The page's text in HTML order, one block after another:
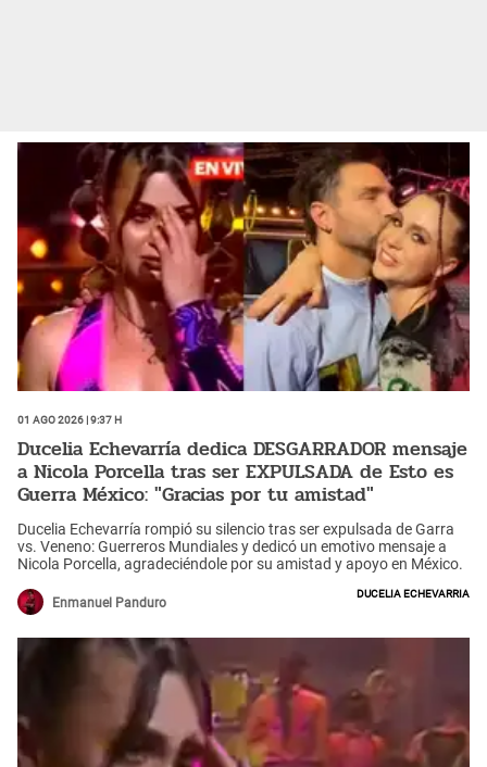
01 Ago 2026 | 9:37 h
Ducelia Echevarría dedica DESGARRADOR mensaje
a Nicola Porcella tras ser EXPULSADA de Esto es
Guerra México: "Gracias por tu amistad"
Ducelia Echevarría rompió su silencio tras ser expulsada de Garra
vs. Veneno: Guerreros Mundiales y dedicó un emotivo mensaje a
Nicola Porcella, agradeciéndole por su amistad y apoyo en México.
Enmanuel Panduro
Ducelia Echevarria